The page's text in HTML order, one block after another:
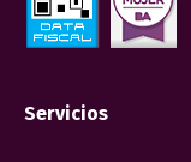
Servicios